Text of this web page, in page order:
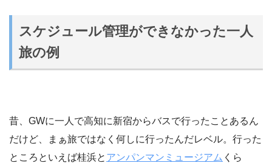
スケジュール管理ができなかった一人
旅の例
昔、GWに一人で高知に新宿からバスで行ったことあるん
だけど、まぁ旅ではなく何しに行ったんだレベル。行った
ところといえば桂浜と アンパンマンミュージアム くら